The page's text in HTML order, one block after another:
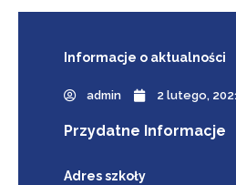
Informacje o aktualności
admin 2 lutego,
Przydatne Informacje
Adres szkoły